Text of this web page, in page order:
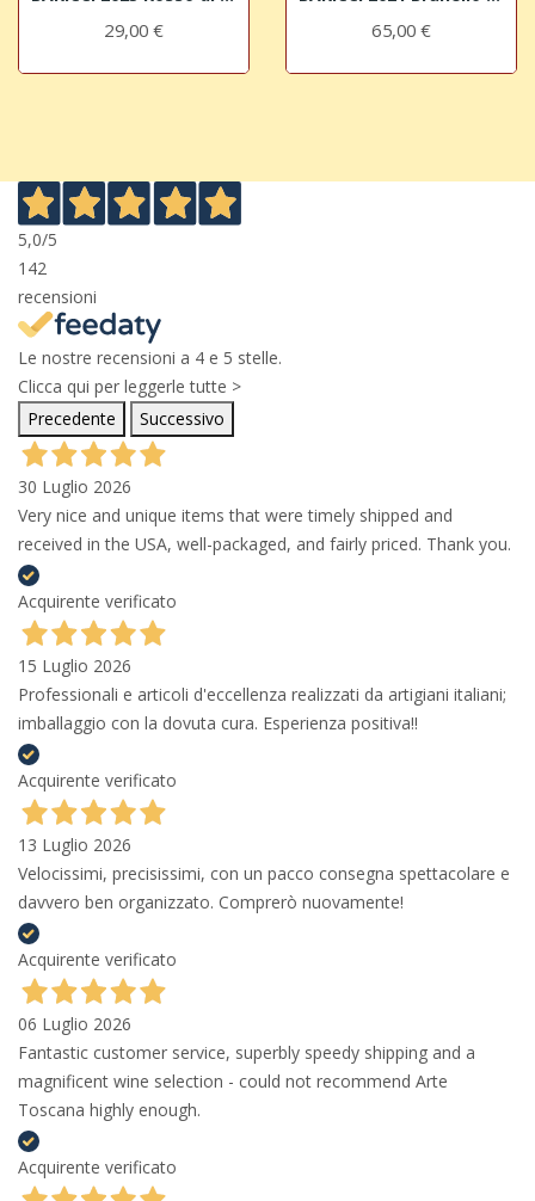
29,00 € 65,00 €
5,0/5
142
recensioni
Le nostre recensioni a 4 e 5 stelle.
Clicca qui per leggerle tutte >
Precedente
Successivo
30 Luglio 2026
Very nice and unique items that were timely shipped and
received in the USA, well-packaged, and fairly priced. Thank you.
Acquirente verificato
15 Luglio 2026
Professionali e articoli d'eccellenza realizzati da artigiani italiani;
imballaggio con la dovuta cura. Esperienza positiva!!
Acquirente verificato
13 Luglio 2026
Velocissimi, precisissimi, con un pacco consegna spettacolare e
davvero ben organizzato. Comprerò nuovamente!
Acquirente verificato
06 Luglio 2026
Fantastic customer service, superbly speedy shipping and a
magnificent wine selection - could not recommend Arte
Toscana highly enough.
Acquirente verificato